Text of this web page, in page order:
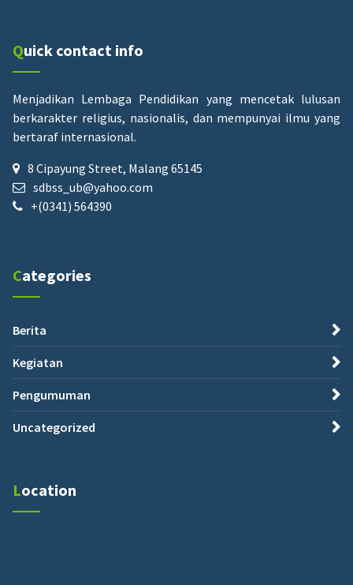
Quick contact info
Menjadikan Lembaga Pendidikan yang mencetak lulusan
berkarakter religius, nasionalis, dan mempunyai ilmu yang
bertaraf internasional.
8 Cipayung Street, Malang 65145
sdbss_ub@yahoo.com
+(0341) 564390
Categories
Berita
Kegiatan
Pengumuman
Uncategorized
Location